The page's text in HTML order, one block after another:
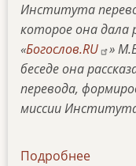
Института
которое она
«Богослов.RU
»
беседе она
перевода,
миссии
Подробнее